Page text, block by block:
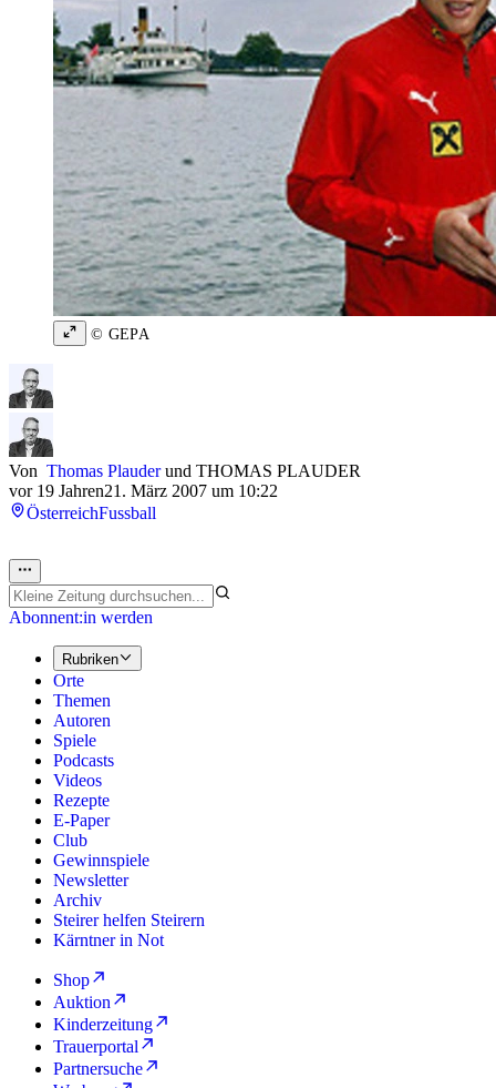
© GEPA
Von Thomas Plauderund THOMAS PLAUDER
vor 19 Jahren21. März 2007 um 10:22
ÖsterreichFussball
Abonnent:in werden
Rubriken
Orte
Themen
Autoren
Spiele
Podcasts
Videos
Rezepte
E-Paper
Club
Gewinnspiele
Newsletter
Archiv
Steirer helfen Steirern
Kärntner in Not
Shop
Auktion
Kinderzeitung
Trauerportal
Partnersuche